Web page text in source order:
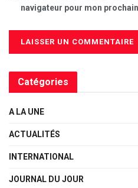
navigateur pour mon
Catégories
A LA UNE
ACTUALITÉS
INTERNATIONAL
JOURNAL DU JOUR